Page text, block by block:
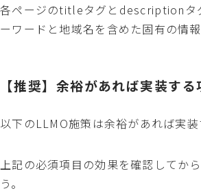
各ページのtitleタグとdescriptionタ
ーワードと地域名を含めた固有の情報
【推奨】余裕があれば実装する
以下のLLMO施策は余裕があれば実装
上記の必須項目の効果を確認してか
う。